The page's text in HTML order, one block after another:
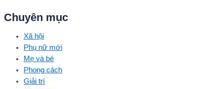
Chuyên mục
Xã hội
Phụ nữ mới
Mẹ và bé
Phong cách
Giải trí